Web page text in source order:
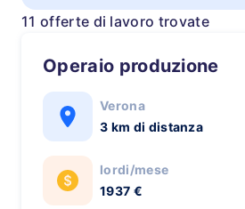
11 offerte di lavoro trovate
Operaio produzione
Verona
3 km di distanza
lordi/mese
1937 €